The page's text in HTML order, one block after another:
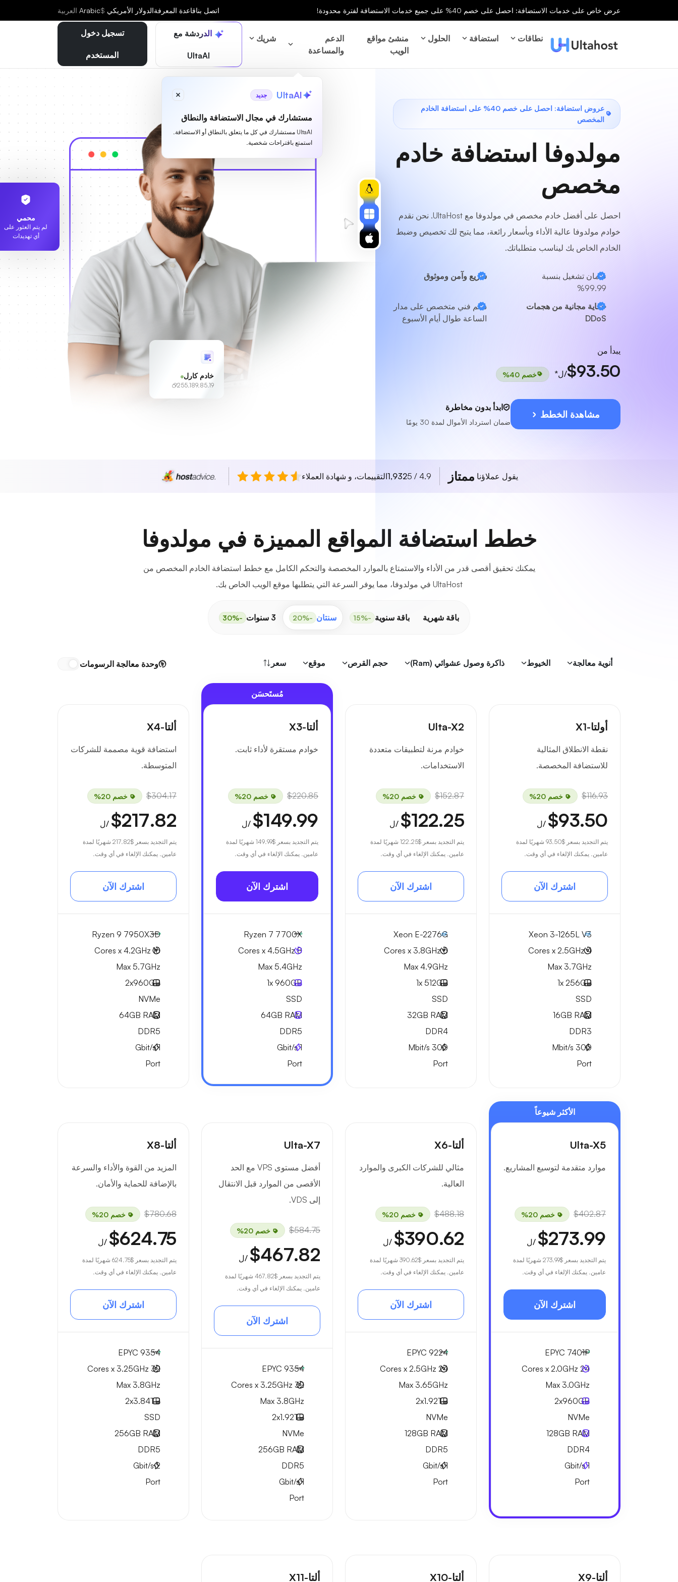
عرض خاص على خدمات الاستضافة: احصل على خصم 40% على جميع خدمات الاستضافة لفترة محدودة! اتصل بناقاعدة المعرفةالدولار الأمريكي $
Arabic العربية
نطاقات استضافة الحلول
منشئ مواقع
الويب
الدعم
والمساعدة
شريك الدردشة مع
UltaAI
UltaAI جديد
مستشارك في مجال الاستضافة والنطاق
UltaAI مستشارك في كل ما يتعلق بالنطاق أو الاستضافة.
استمتع باقتراحات شخصية.
تسجيل دخول
المستخدم
عروض استضافة: احصل على خصم 40% على استضافة الخادم
المخصص
مولدوفا استضافة خادم
مخصص
احصل على أفضل خادم مخصص في مولدوفا مع UltaHost. نحن نقدم
خوادم مولدوفا عالية الأداء وبأسعار رائعة، مما يتيح لك تخصيص وضبط
الخادم الخاص بك ليناسب متطلباتك.
ضمان تشغيل بنسبة
99.99%
سريع وآمن وموثوق
حماية مجانية من هجمات
DDoS
دعم فني متخصص على مدار
الساعة طوال أيام الأسبوع
يبدأ من
$93.50/ل* خصم 40%
مشاهدة الخطط
ابدأ بدون مخاطرة
ضمان استرداد الأموال لمدة 30 يومًا
محمي
لم يتم العثور على
أي تهديدات
خادم كارل
255.189.85.19
يقول عملاؤنا ممتاز 4.9 / 5
1,932التقييمات، و شهادة العملاء
خطط استضافة المواقع المميزة في مولدوفا
يمكنك تحقيق أقصى قدر من الأداء والاستمتاع بالموارد المخصصة والتحكم الكامل مع خطط استضافة الخادم المخصص من
UltaHost في مولدوفا، مما يوفر السرعة التي يتطلبها موقع الويب الخاص بك.
باقة شهرية باقة سنوية -15% سنتان -20% 3 سنوات -30%
أنوية معالجة الخيوط ذاكرة وصول عشوائي (Ram) حجم القرص موقع سعر وحدة معالجة الرسومات
أولتا-X1
نقطة الانطلاق المثالية
للاستضافة المخصصة.
$116.93 خصم 20%
$93.50 /ل
يتم التجديد بسعر $93.50
شهريًا لمدة
عامين. يمكنك الإلغاء في أي وقت.
اشترك الآن
Xeon 3-1265L V3
4 Cores x 2.5GHz
Max 3.7GHz
1x 256GB
SSD
16GB RAM
DDR3
300
Port
Ulta-X2
خوادم مرنة لتطبيقات متعددة
الاستخدامات.
$152.87 خصم 20%
$122.25 /ل
يتم التجديد بسعر $122.25
شهريًا لمدة
عامين. يمكنك الإلغاء في أي وقت.
اشترك الآن
Xeon E-2276G
6 Cores x 3.8GHz
Max 4.9GHz
1x 512GB
SSD
32GB RAM
DDR4
300
Port
مُستَحسَن
ألتا-X3
خوادم مستقرة لأداء ثابت.
$220.85 خصم 20%
$149.99 /ل
يتم التجديد بسعر $149.99
شهريًا لمدة
عامين. يمكنك الإلغاء في أي وقت.
اشترك الآن
Ryzen 7 7700X
8 Cores x 4.5GHz
Max 5.4GHz
1x 960GB
SSD
64GB RAM
DDR5
1
Gbit/s
Port
ألتا-X4
استضافة قوية مصممة للشركات
المتوسطة.
$304.17 خصم 20%
$217.82 /ل
يتم التجديد بسعر $217.82
شهريًا لمدة
عامين. يمكنك الإلغاء في أي وقت.
اشترك الآن
Ryzen 9 7950X3D
16 Cores x 4.2GHz
Max 5.7GHz
2x960GB
NVMe
64GB RAM
DDR5
1
Gbit/s
Port
الأكثر شيوعاً
Ulta-X5
موارد متقدمة لتوسيع المشاريع.
$402.87 خصم 20%
$273.99 /ل
يتم التجديد بسعر $273.99
شهريًا لمدة
عامين. يمكنك الإلغاء في أي وقت.
اشترك الآن
EPYC 7401P
24 Cores x 2.0GHz
Max 3.0GHz
2x960GB
NVMe
128GB RAM
DDR4
1
Gbit/s
Port
ألتا-X6
مثالي للشركات الكبرى والموارد
العالية.
$488.18 خصم 20%
$390.62 /ل
يتم التجديد بسعر $390.62
شهريًا لمدة
عامين. يمكنك الإلغاء في أي وقت.
اشترك الآن
EPYC 9224
24 Cores x 2.5GHz
Max 3.65GHz
2x1.92TB
NVMe
128GB RAM
DDR5
1
Gbit/s
Port
Ulta-X7
أفضل مستوى VPS مع الحد
الأقصى من الموارد قبل الانتقال
إلى VDS.
$584.75 خصم 20%
$467.82 /ل
يتم التجديد بسعر $467.82
شهريًا لمدة
عامين. يمكنك الإلغاء في أي وقت.
اشترك الآن
EPYC 9354
32 Cores x 3.25GHz
Max 3.8GHz
2x1.92TB
NVMe
256GB RAM
DDR5
1
Gbit/s
Port
ألتا-X8
المزيد من القوة والأداء والسرعة
بالإضافة للحماية والأمان.
$780.68 خصم 20%
$624.75 /ل
يتم التجديد بسعر $624.75
شهريًا لمدة
عامين. يمكنك الإلغاء في أي وقت.
اشترك الآن
EPYC 9354
32 Cores x 3.25GHz
Max 3.8GHz
2x3.84TB
SSD
256GB RAM
DDR5
2
Gbit/s
Port
ألتا-X9 ألتا-X10 ألتا-X11